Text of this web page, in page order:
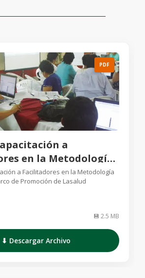
PDF
a
en la Metodología
el Marco de
de Lasalud
a Facilitadores en la Metodología
de Promoción de Lasalud
💾 2.5 MB
⬇ Descargar Archivo